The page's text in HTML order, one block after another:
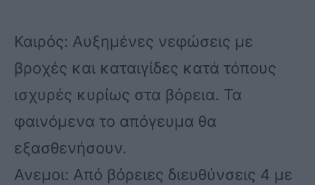
Καιρός: Αυξημένες νεφώσεις με
βροχές και καταιγίδες κατά τόπους
ισχυρές κυρίως στα βόρεια. Τα
φαινόμενα το απόγευμα θα
εξασθενήσουν.
Ανεμοι: Από βόρειες διευθύνσεις 4 με